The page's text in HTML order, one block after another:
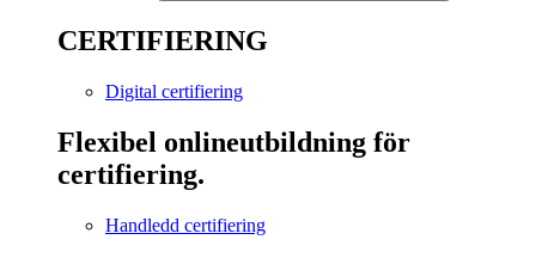
CERTIFIERING
Digital certifiering
Flexibel onlineutbildning för
certifiering.
Handledd certifiering